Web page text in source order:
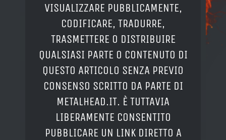
VISUALIZZARE PUBBLICAMENTE,
CODIFICARE, TRADURRE,
TRASMETTERE O DISTRIBUIRE
QUALSIASI PARTE O CONTENUTO DI
QUESTO ARTICOLO SENZA PREVIO
CONSENSO SCRITTO DA PARTE DI
METALHEAD.IT. È TUTTAVIA
LIBERAMENTE CONSENTITO
PUBBLICARE UN LINK DIRETTO A